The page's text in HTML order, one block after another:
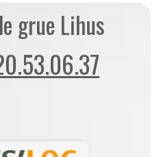
grue Lihus